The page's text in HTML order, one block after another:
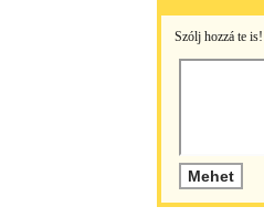
Szólj hozzá te is!